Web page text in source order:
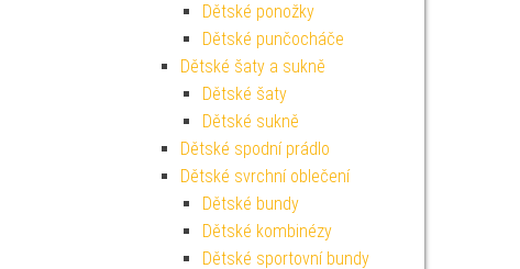
Dětské ponožky
Dětské punčocháče
Dětské šaty a sukně
Dětské šaty
Dětské sukně
Dětské spodní prádlo
Dětské svrchní oblečení
Dětské bundy
Dětské kombinézy
Dětské sportovní bundy